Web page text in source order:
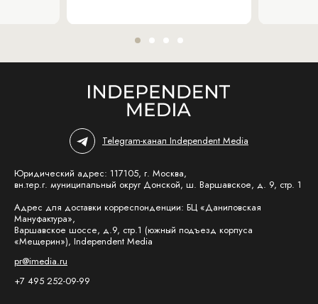
Telegram-канал Independent Media
Юридический адрес: 117105, г. Москва,
вн.тер.г. муниципальный округ Донской, ш. Варшавское, д. 9, стр. 1
Адрес для доставки корреспонденции: БЦ «Даниловская
Мануфактура»,
Варшавское шоссе, д.9, стр.1 (южный подъезд корпуса
«Мещерин»), Independent Media
pr@imedia.ru
+7 495 252-09-99